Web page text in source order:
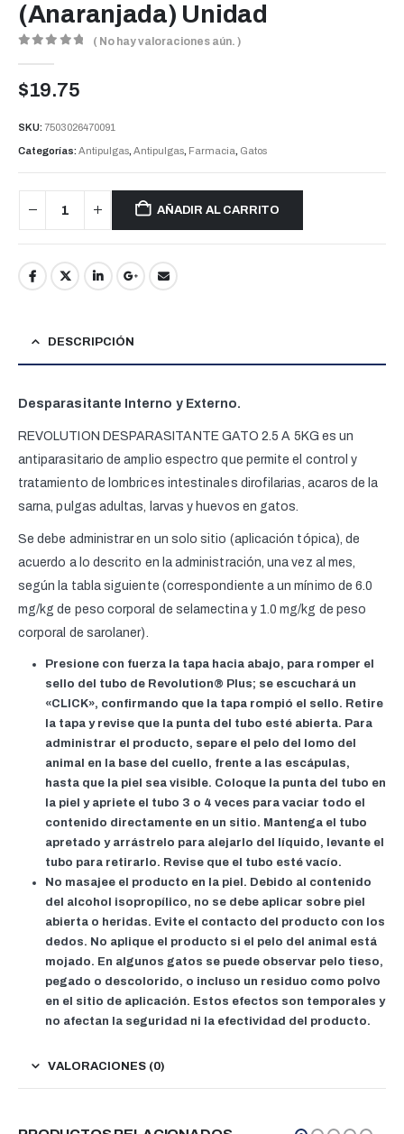
(Anaranjada) Unidad
( No hay valoraciones aún. )
$19.75
SKU:7503026470091
Categorías:Antipulgas, Antipulgas, Farmacia, Gatos
AÑADIR AL CARRITO
DESCRIPCIÓN
Desparasitante Interno y Externo.
REVOLUTION DESPARASITANTE GATO 2.5 A 5KG es un
antiparasitario de amplio espectro que permite el control y
tratamiento de lombrices intestinales dirofilarias, acaros de la
sarna, pulgas adultas, larvas y huevos en gatos.
Se debe administrar en un solo sitio (aplicación tópica), de
acuerdo a lo descrito en la administración, una vez al mes,
según la tabla siguiente (correspondiente a un mínimo de 6.0
mg/kg de peso corporal de selamectina y 1.0 mg/kg de peso
corporal de sarolaner).
Presione con fuerza la tapa hacia abajo, para romper el
sello del tubo de Revolution® Plus; se escuchará un
«CLICK», confirmando que la tapa rompió el sello. Retire
la tapa y revise que la punta del tubo esté abierta. Para
administrar el producto, separe el pelo del lomo del
animal en la base del cuello, frente a las escápulas,
hasta que la piel sea visible. Coloque la punta del tubo en
la piel y apriete el tubo 3 o 4 veces para vaciar todo el
contenido directamente en un sitio. Mantenga el tubo
apretado y arrástrelo para alejarlo del líquido, levante el
tubo para retirarlo. Revise que el tubo esté vacío.
No masajee el producto en la piel. Debido al contenido
del alcohol isopropílico, no se debe aplicar sobre piel
abierta o heridas. Evite el contacto del producto con los
dedos. No aplique el producto si el pelo del animal está
mojado. En algunos gatos se puede observar pelo tieso,
pegado o descolorido, o incluso un residuo como polvo
en el sitio de aplicación. Estos efectos son temporales y
no afectan la seguridad ni la efectividad del producto.
VALORACIONES (0)